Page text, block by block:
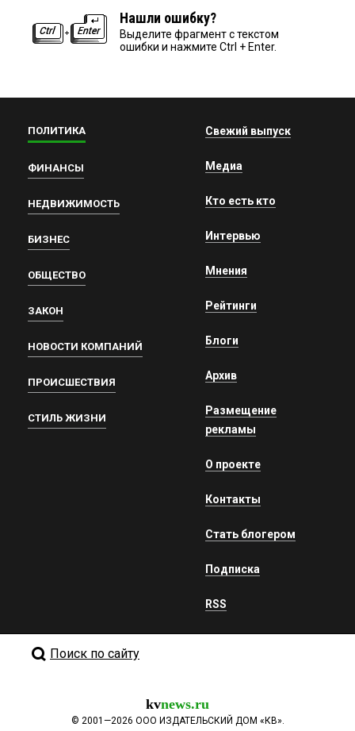
Нашли ошибку?
Выделите фрагмент с текстом
ошибки и нажмите Ctrl + Enter.
ПОЛИТИКА
ФИНАНСЫ
НЕДВИЖИМОСТЬ
БИЗНЕС
ОБЩЕСТВО
ЗАКОН
НОВОСТИ КОМПАНИЙ
ПРОИСШЕСТВИЯ
СТИЛЬ ЖИЗНИ
Свежий выпуск
Медиа
Кто есть кто
Интервью
Мнения
Рейтинги
Блоги
Архив
Размещение
рекламы
О проекте
Контакты
Стать блогером
Подписка
RSS
Поиск по сайту
kvnews.ru
© 2001—2026 ООО ИЗДАТЕЛЬСКИЙ ДОМ «КВ».